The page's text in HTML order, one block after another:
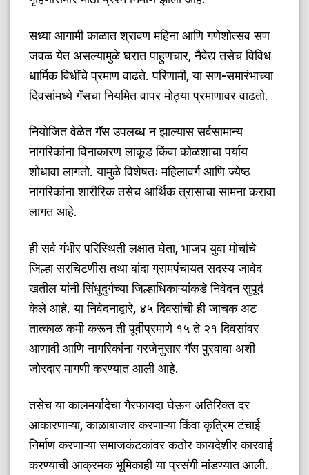
​सध्या आगामी काळात श्रावण महिना आणि गणेशोत्सव सण
जवळ येत असल्यामुळे घरात पाहुणचार, नैवेद्य तसेच विविध
धार्मिक विधींचे प्रमाण वाढते. परिणामी, या सण-समारंभाच्या
दिवसांमध्ये गॅसचा नियमित वापर मोठ्या प्रमाणावर वाढतो.
​नियोजित वेळेत गॅस उपलब्ध न झाल्यास सर्वसामान्य
नागरिकांना विनाकारण लाकूड किंवा कोळशाचा पर्याय
शोधावा लागतो. यामुळे विशेषतः महिलावर्ग आणि ज्येष्ठ
नागरिकांना शारीरिक तसेच आर्थिक त्रासाचा सामना करावा
लागत आहे.
​ही सर्व गंभीर परिस्थिती लक्षात घेता, भाजप युवा मोर्चाचे
जिल्हा सरचिटणीस तथा बांदा ग्रामपंचायत सदस्य जावेद
खतील यांनी सिंधुदुर्गच्या जिल्हाधिकाऱ्यांकडे निवेदन सुपूर्द
केले आहे. या निवेदनाद्वारे, ४५ दिवसांची ही जाचक अट
तात्काळ कमी करून ती पूर्वीप्रमाणे १५ ते २१ दिवसांवर
आणावी आणि नागरिकांना गरजेनुसार गॅस पुरवावा अशी
जोरदार मागणी करण्यात आली आहे.
​तसेच या कालमर्यादेचा गैरफायदा घेऊन अतिरिक्त दर
आकारणाऱ्या, काळाबाजार करणाऱ्या किंवा कृत्रिम टंचाई
निर्माण करणाऱ्या समाजकंटकांवर कठोर कायदेशीर कारवाई
करण्याची आक्रमक भूमिकाही या प्रसंगी मांडण्यात आली.